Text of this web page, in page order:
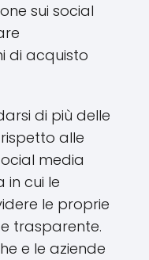
sui social
di acquisto
di più delle
alle
media
cui le
le proprie
trasparente.
e le aziende